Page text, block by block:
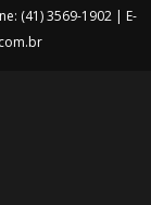
(41) 3569-1902 | E-